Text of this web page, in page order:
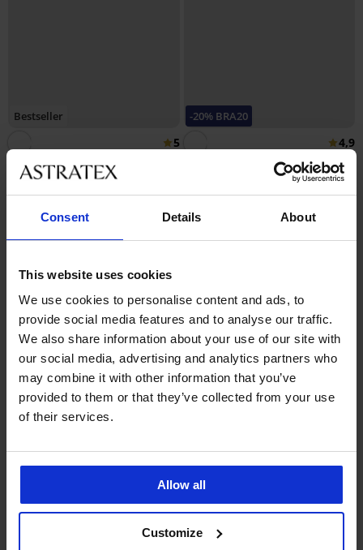
Consent Details About
This website uses cookies
We use cookies to personalise content and ads, to
provide social media features and to analyse our traffic.
We also share information about your use of our site with
our social media, advertising and analytics partners who
may combine it with other information that you’ve
provided to them or that they’ve collected from your use
of their services.
Allow all
Customize
Bestseller
5
1 199 Kč
-20% BRA20
4,9
Podprsenka Violeta vyztužená
999 Kč
799 Kč
4,9
Podprsenka Simplicity T-Shirt
Sleva -50%
4,9
Podprsenka Soft Lace II